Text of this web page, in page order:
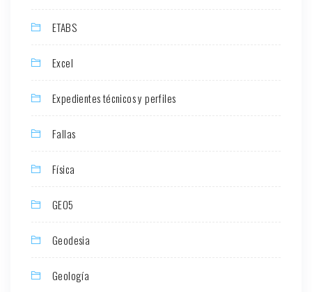
ETABS
Excel
Expedientes técnicos y perfiles
Fallas
Física
GEO5
Geodesia
Geología